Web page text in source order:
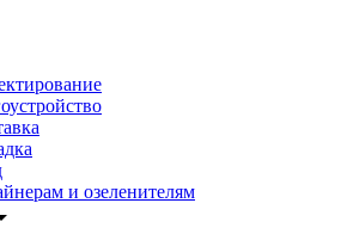
и озеленителям